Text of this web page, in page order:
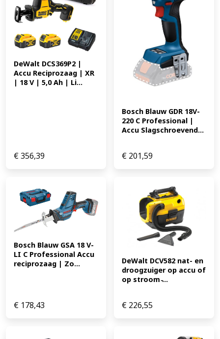
bereikbare plaatsen mogelijk. Het ergonomische
ontwerp van het apparaat EAN: 4009729079324 352.93
DeWalt DCS369P2 |
Accu Reciprozaag | XR
| 18 V | 5,0 Ah | Li...
€356,39
Bosch Blauw GDR 18V-
220 C Professional |
Accu Slagschroevend...
€ 201,59
Bosch Blauw GSA 18 V-
LI C Professional Accu
reciprozaag | Zo...
€ 178,43
DeWalt DCV582 nat- en
droogzuiger op accu of
op stroom ̵...
€ 226,55